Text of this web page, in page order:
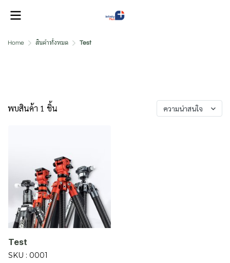
Home สินค้าทั้งหมด Test
พบสินค้า 1 ชิ้น ความน่าสนใจ
Test
SKU : 0001